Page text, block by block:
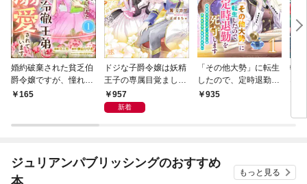
婚約破棄された貧乏伯
爵令嬢ですが、憧れの
冷徹王弟に溺愛されて
話】
165
ドジな子爵令嬢は妖精
王子の専属目覚ましに
なりました【特典SS
付】
957
新着
「その他大勢」に転生
したので、定時退勤を
死守します１ 書記官
935
転
な
愛
ジュリアンパブリッシングのおすすめ
もっと見る